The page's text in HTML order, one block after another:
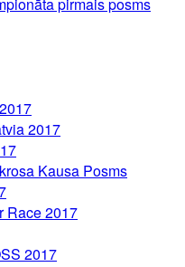
2017
Kausa Posms
Race 2017
2017